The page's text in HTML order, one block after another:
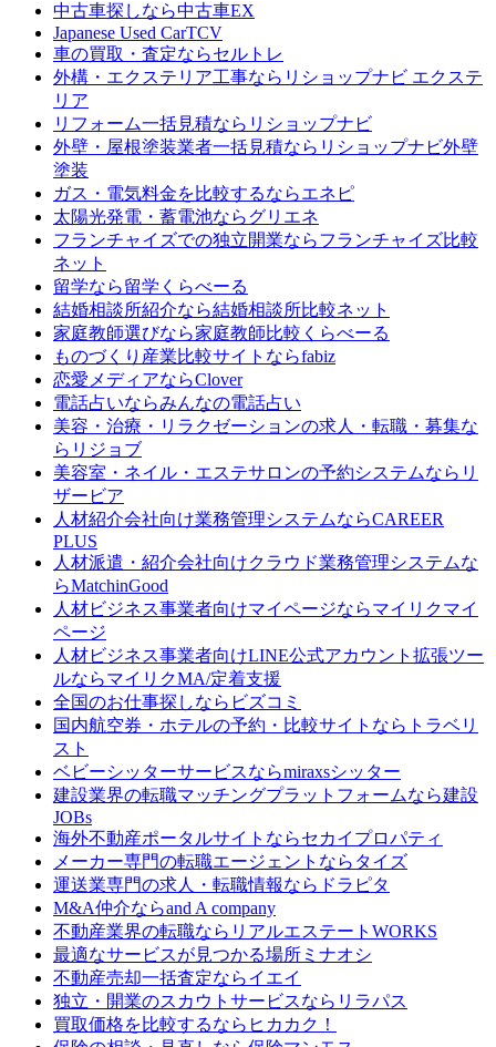
中古車探しなら中古車EX
Japanese Used CarTCV
車の買取・査定ならセルトレ
外構・エクステリア工事なら リショップナビ エクステ
リア
リフォーム一括見積なら リショップナビ
外壁・屋根塗装業者一括見積なら リショップナビ外壁
塗装
ガス・電気料金を比較するならエネピ
太陽光発電・蓄電池ならグリエネ
フランチャイズでの独立開業ならフランチャイズ比較
ネット
留学なら留学くらべーる
結婚相談所紹介なら結婚相談所比較ネット
家庭教師選びなら家庭教師比較くらべーる
ものづくり産業比較サイトならfabiz
恋愛メディアならClover
電話占いならみんなの電話占い
美容・治療・リラクゼーションの求人・転職・募集な
ら リジョブ
美容室・ネイル・エステサロンの予約システムなら リ
ザービア
人材紹介会社向け業務管理システムならCAREER
PLUS
人材派遣・紹介会社向けクラウド業務管理システムな
らMatchinGood
人材ビジネス事業者向けマイページならマイリクマイ
ページ
人材ビジネス事業者向けLINE公式アカウント拡張ツー
ルならマイリクMA/定着支援
全国のお仕事探しなら ビズコミ
国内航空券・ホテルの予約・比較サイトなら トラベリ
スト
ベビーシッターサービスならmiraxsシッター
建設業界の転職マッチングプラットフォームなら建設
JOBs
海外不動産ポータルサイトならセカイプロパティ
メーカー専門の転職エージェントなら タイズ
運送業専門の求人・転職情報なら ドラピタ
M&A仲介ならand A company
不動産業界の転職なら リアルエステートWORKS
最適なサービスが見つかる場所 ミナオシ
不動産売却一括査定ならイエイ
独立・開業のスカウトサービスなら リラパス
買取価格を比較するなら ヒカカク！